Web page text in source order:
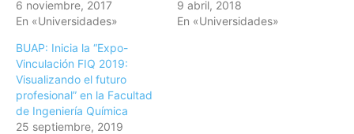
6 noviembre, 2017
En «Universidades»
9 abril, 2018
En «Universidades»
BUAP: Inicia la “Expo-
Vinculación FIQ 2019:
Visualizando el futuro
profesional” en la Facultad
de Ingeniería Química
25 septiembre, 2019